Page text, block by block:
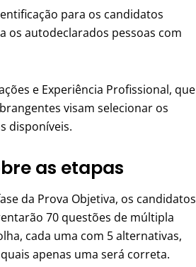
para os candidatos
os autodeclarados pessoas com
e Experiência Profissional, que
visam selecionar os
disponíveis.
as etapas
da Prova Objetiva, os candidatos
70 questões de múltipla
cada uma com 5 alternativas,
apenas uma será correta.